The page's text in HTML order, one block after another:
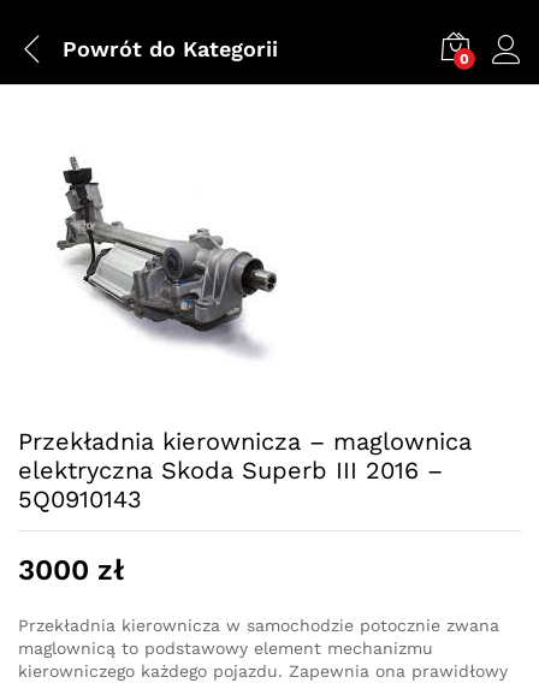
Powrót do Kategorii 0
Przekładnia kierownicza – maglownica
elektryczna Skoda Superb III 2016 –
5Q0910143
3000 zł
Przekładnia kierownicza w samochodzie potocznie zwana
maglownicą to podstawowy element mechanizmu
kierowniczego każdego pojazdu. Zapewnia ona prawidłowy